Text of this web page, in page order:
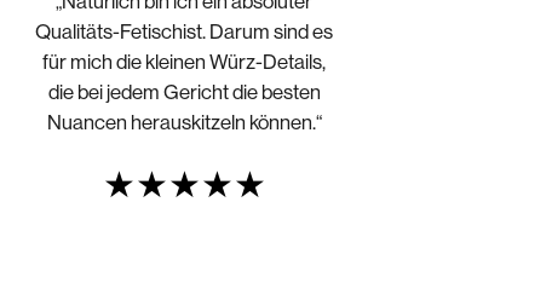
Qualitäts-Fetischist. Darum sind es
für mich die kleinen Würz-Details,
die bei jedem Gericht die besten
Nuancen herauskitzeln können.“